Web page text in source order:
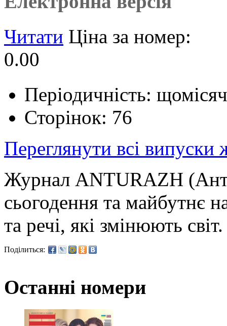
Читати Ціна за номер:
0.00
Періодичність:
Сторінок: 76
Переглянути всі випуски
Журнал ANTURAZH
сьогодення та майбутнє
та речі, які змінюють світ.
Поділиться:
Останні номери